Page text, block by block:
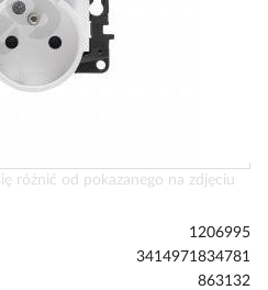
różnić od pokazanego na zdjęciu
1206995
3414971834781
863132